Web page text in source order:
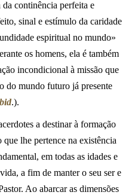
continência perfeita e
sinal e estímulo da caridade
espiritual no mundo»
os homens, ela é também
incondicional à missão que
do mundo futuro já presente
.).
a destinar à formação
lhe pertence na existência
em todas as idades e
a fim de manter o seu ser e
Ao abarcar as dimensões